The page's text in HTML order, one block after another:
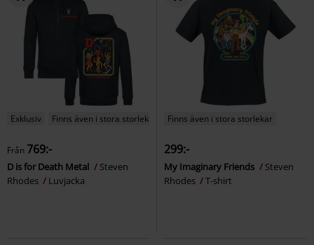
Exklusiv Finns även i stora storlekar
Från 769:-
D is for Death Metal
Steven
Rhodes
Luvjacka
Finns även i stora storlekar
299:-
My Imaginary Friends
Steven
Rhodes
T-shirt